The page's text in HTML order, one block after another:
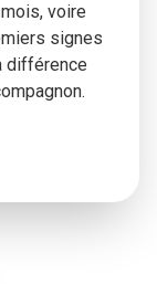
voire
signes
différence